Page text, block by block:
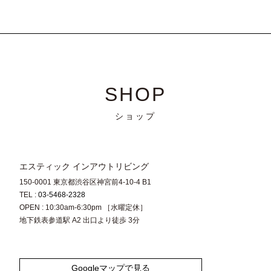
SHOP
ショップ
エスティック インアウトリビング
150-0001 東京都渋谷区神宮前4-10-4 B1
TEL : 03-5468-2328
OPEN : 10:30am-6:30pm ［水曜定休］
地下鉄表参道駅 A2 出口より徒歩 3分
Googleマップで見る